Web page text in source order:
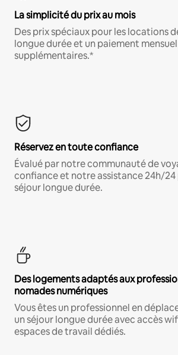
La simplicité du prix au mois
Des prix spéciaux pour les locations
longue durée et un paiement
supplémentaires.*
Réservez en toute confiance
Évalué par notre communauté de
confiance et notre assistance 24h/
séjour longue durée.
Des logements adaptés aux
nomades numériques
Vous êtes un professionnel en
un séjour longue durée avec accès
espaces de travail dédiés.